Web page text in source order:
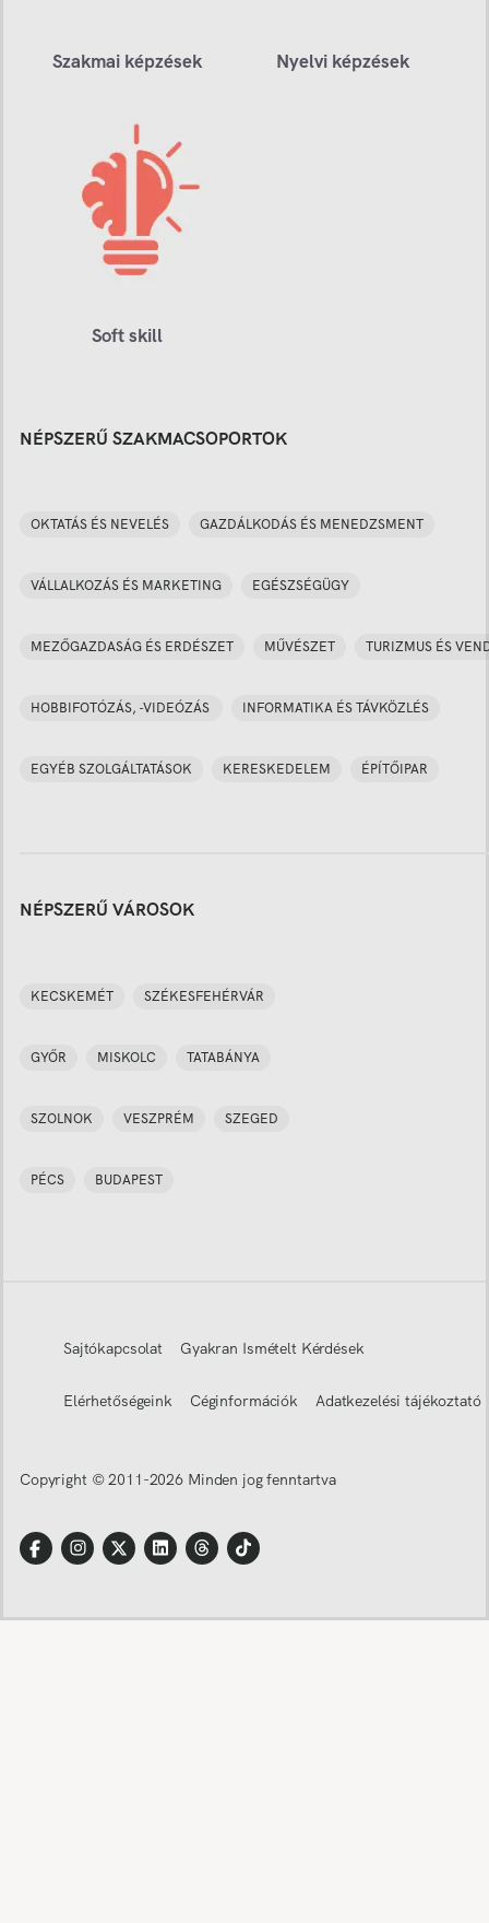
Szakmai képzések Nyelvi képzések
Soft skill
NÉPSZERŰ SZAKMACSOPORTOK
OKTATÁS ÉS NEVELÉS GAZDÁLKODÁS ÉS MENEDZSMENT
VÁLLALKOZÁS ÉS MARKETING EGÉSZSÉGÜGY
MEZŐGAZDASÁG ÉS ERDÉSZET MŰVÉSZET TURIZMUS ÉS
HOBBIFOTÓZÁS, -VIDEÓZÁS INFORMATIKA ÉS TÁVKÖZLÉS
EGYÉB SZOLGÁLTATÁSOK KERESKEDELEM ÉPÍTŐIPAR
NÉPSZERŰ VÁROSOK
KECSKEMÉT SZÉKESFEHÉRVÁR
GYŐR MISKOLC TATABÁNYA
SZOLNOK VESZPRÉM SZEGED
PÉCS BUDAPEST
Sajtókapcsolat Gyakran Ismételt Kérdések
Elérhetőségeink Céginformációk Adatkezelési tájékoztató
Copyright © 2011-2026 Minden jog fenntartva